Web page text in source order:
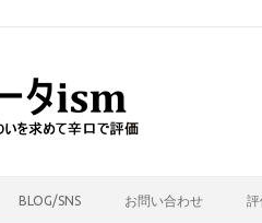
BLOG/SNS お問い合わせ 評